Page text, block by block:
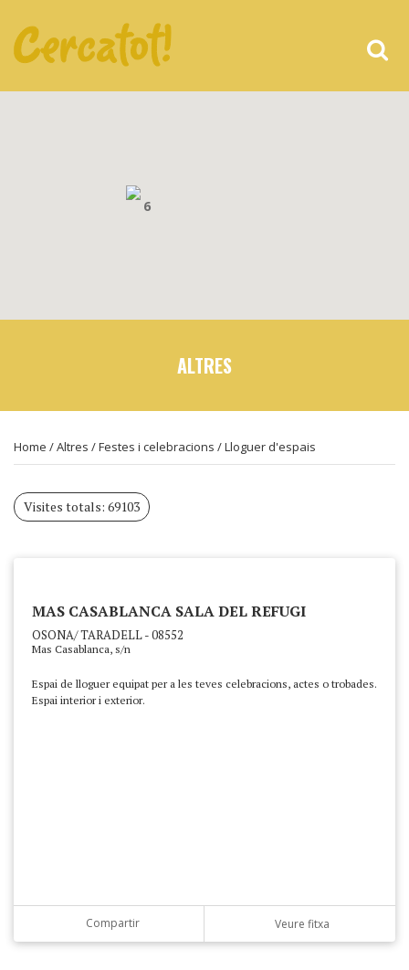
6
ALTRES
Home /Altres /Festes i celebracions /Lloguer d'espais
Visites totals: 69103
MAS CASABLANCA SALA DEL REFUGI
OSONA/ TARADELL - 08552
Mas Casablanca, s/n
Espai de lloguer equipat per a les teves celebracions, actes o trobades.
Espai interior i exterior.
Compartir Veure fitxa